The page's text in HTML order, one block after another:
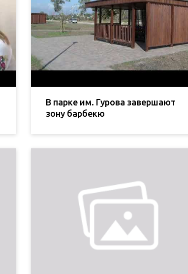
В парке им. Гурова завершают
зону барбекю